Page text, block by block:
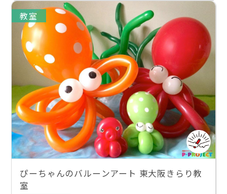
教室
ぴーちゃんのバルーンアート 東大阪きらり教
室